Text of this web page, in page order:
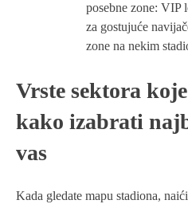
posebne zone: VIP
za gostujuće
zone na nekim
Vrste sektora
kako izabrati
vas
Kada gledate mapu stadiona,